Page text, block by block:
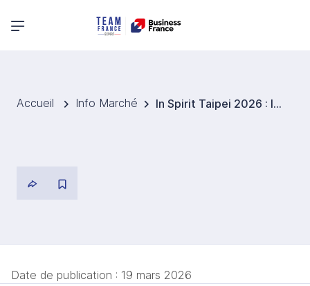
Menu principal
Accueil Info Marché In Spirit Taipei 2026 : les tendances actuelles du marché des spiritueux à Taïwan
Date de publication : 19 mars 2026